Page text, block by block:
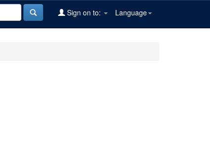
Language
Sign on to: